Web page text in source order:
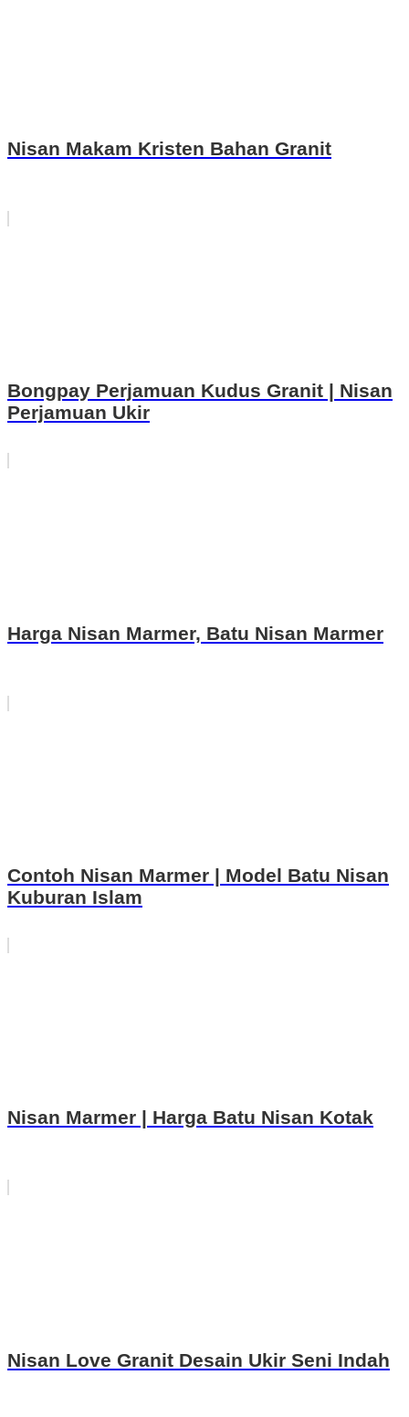
Nisan Makam Kristen Bahan Granit
Bongpay Perjamuan Kudus Granit | Nisan
Perjamuan Ukir
Harga Nisan Marmer, Batu Nisan Marmer
Contoh Nisan Marmer | Model Batu Nisan
Kuburan Islam
Nisan Marmer | Harga Batu Nisan Kotak
Nisan Love Granit Desain Ukir Seni Indah